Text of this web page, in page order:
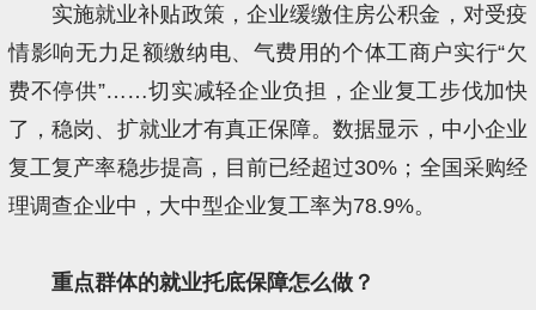
实施就业补贴政策，企业缓缴住房公积金，对受疫
情影响无力足额缴纳电、气费用的个体工商户实行“欠
费不停供”……切实减轻企业负担，企业复工步伐加快
了，稳岗、扩就业才有真正保障。数据显示，中小企业
复工复产率稳步提高，目前已经超过30%；全国采购经
理调查企业中，大中型企业复工率为78.9%。
重点群体的就业托底保障怎么做？